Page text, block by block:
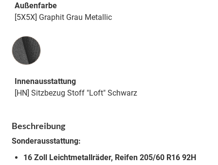
Außenfarbe
[5X5X] Graphit Grau Metallic
Innenausstattung
Innenausstattung
[HN] Sitzbezug Stoff "Loft" Schwarz
Beschreibung
Sonderausstattung:
16 Zoll Leichtmetallräder, Reifen 205/60 R16 92H